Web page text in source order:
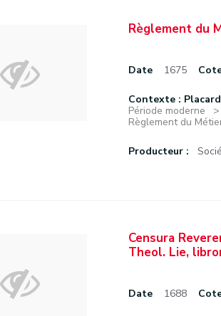
Règlement du
Date 1675
Contexte :
Période moderne
Règlement du
Producteur :
Censura
Theol. Lie,
Date 1688